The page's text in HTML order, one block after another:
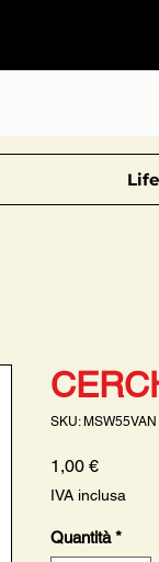
SKU: MSW55VAN
1,00 €Prezzo
IVA inclusa
Quantità *